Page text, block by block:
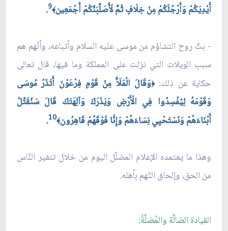
أَيْدِيَكُمْ وَأَرْجُلَكُمْ مِنْ خِلَافٍ ثُمَّ لَأُصَلِّبَنَّكُمْ أَجْمَعِين﴾9
.
- بثّ روح التشاؤم من موسى عليه السلام وأتباعه، وأنّهم هم
سبب الويلات التي نزلت على المملكة وما فيها، قال تعالى
حكاية عن ذلك:﴿وَقَالَ الْمَلَأُ مِنْ قَوْمِ فِرْعَوْنَ أَتَذَرُ مُوسَى
وَقَوْمَهُ لِيُفْسِدُوا فِي الْأَرْضِ وَيَذَرَكَ وَآلِهَتَكَ قَالَ سَنُقَتِّلُ
أَبْنَاءَهُمْ وَنَسْتَحْيِي نِسَاءَهُمْ وَإِنَّا فَوْقَهُمْ قَاهِرُون﴾10
.
وهذا ما يعتمده الإعلام المضلّل اليوم من خلال تنفير النَّاس
من الحق، وإلحاق التّهم بأهله.
القيادة الضالَّة والمُضلَّةُ: